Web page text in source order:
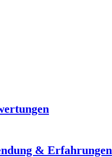
& Erfahrungen